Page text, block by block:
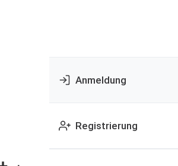
Anmeldung
Registrierung